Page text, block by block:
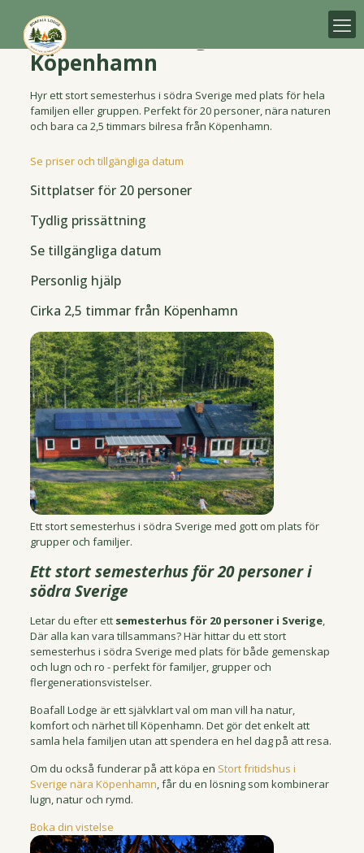
Semesterhus för 20
personer i Sverige nära
Köpenhamn
Hyr ett stort semesterhus i södra Sverige med plats för hela
familjen eller gruppen. Perfekt för 20 personer, nära naturen
och bara ca 2,5 timmars bilresa från Köpenhamn.
Se priser och tillgängliga datum
Sittplatser för 20 personer
Tydlig prissättning
Se tillgängliga datum
Personlig hjälp
Cirka 2,5 timmar från Köpenhamn
Ett stort semesterhus i södra Sverige med gott om plats för
grupper och familjer.
Ett stort semesterhus för 20 personer i
södra Sverige
Letar du efter ett semesterhus för 20 personer i Sverige,
Där alla kan vara tillsammans? Här hittar du ett stort
semesterhus i södra Sverige med plats för både gemenskap
och lugn och ro - perfekt för familjer, grupper och
flergenerationsvistelser.
Boafall Lodge är ett självklart val om man vill ha natur,
komfort och närhet till Köpenhamn. Det gör det enkelt att
samla hela familjen utan att spendera en hel dag på att resa.
Om du också funderar på att köpa en Stort fritidshus i
Sverige nära Köpenhamn, får du en lösning som kombinerar
lugn, natur och rymd.
Boka din vistelse